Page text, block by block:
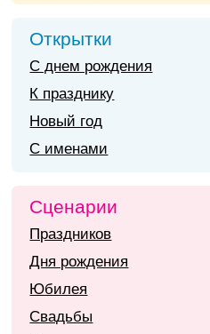
Открытки
С днем рождения
К празднику
Новый год
С именами
Сценарии
Праздников
Дня рождения
Юбилея
Свадьбы